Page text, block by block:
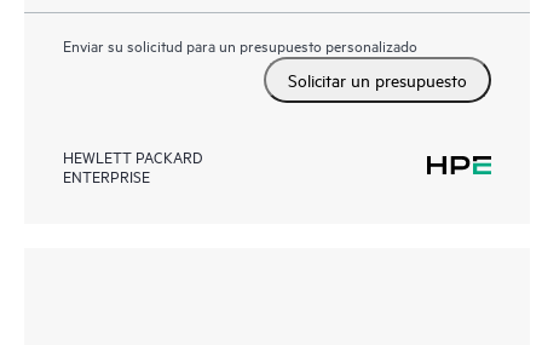
Enviar su solicitud para un presupuesto personalizado
Solicitar un presupuesto
HEWLETT PACKARD
ENTERPRISE